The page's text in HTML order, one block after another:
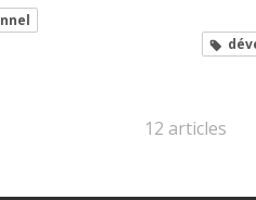
12 articles